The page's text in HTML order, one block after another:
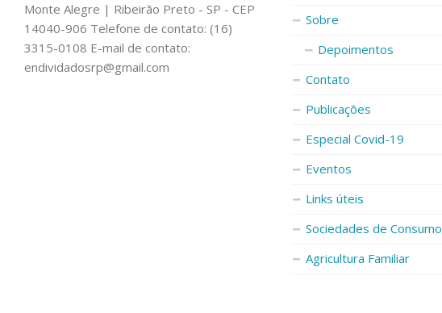
Monte Alegre | Ribeirão Preto - SP - CEP
14040-906 Telefone de contato: (16)
3315-0108 E-mail de contato:
endividadosrp@gmail.com
Sobre
Depoimentos
Contato
Publicações
Especial Covid-19
Eventos
Links úteis
Sociedades de Consumo
Agricultura Familiar